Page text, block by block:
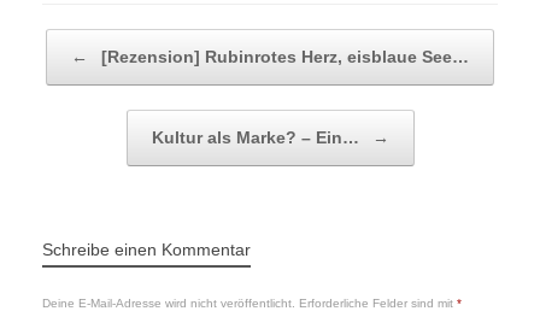
← [Rezension] Rubinrotes Herz, eisblaue See…
Kultur als Marke? – Ein… →
Schreibe einen Kommentar
Deine E-Mail-Adresse wird nicht veröffentlicht. Erforderliche Felder sind mit *